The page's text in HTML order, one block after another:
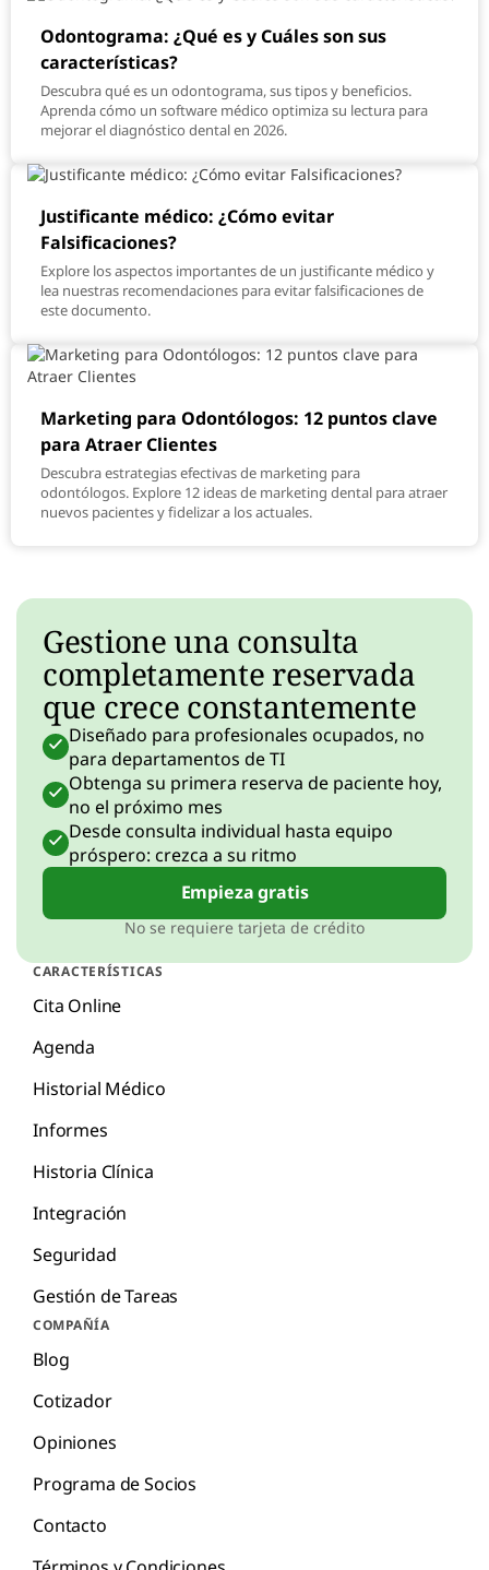
Odontograma: ¿Qué es y Cuáles son sus
características?
Descubra qué es un odontograma, sus tipos y beneficios.
Aprenda cómo un software médico optimiza su lectura para
mejorar el diagnóstico dental en 2026.
Justificante médico: ¿Cómo evitar
Falsificaciones?
Explore los aspectos importantes de un justificante médico y
lea nuestras recomendaciones para evitar falsificaciones de
este documento.
Marketing para Odontólogos: 12 puntos clave
para Atraer Clientes
Descubra estrategias efectivas de marketing para
odontólogos. Explore 12 ideas de marketing dental para atraer
nuevos pacientes y fidelizar a los actuales.
CARACTERÍSTICAS
Cita Online
Agenda
Historial Médico
Informes
Historia Clínica
Integración
Seguridad
Gestión de Tareas
COMPAÑÍA
Blog
Cotizador
Opiniones
Programa de Socios
Contacto
Gestione una consulta
completamente reservada
que crece constantemente
Diseñado para profesionales ocupados, no
para departamentos de TI
Obtenga su primera reserva de paciente hoy,
no el próximo mes
Desde consulta individual hasta equipo
próspero: crezca a su ritmo
Empieza gratis
No se requiere tarjeta de crédito